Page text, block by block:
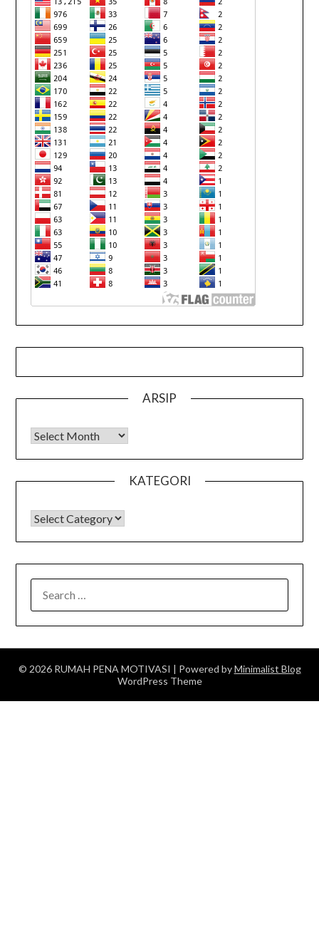
ARSIP
Arsip
KATEGORI
KATEGORI
FOR:
© 2026 RUMAH PENA MOTIVASI | Powered byMinimalist Blog
WordPress Theme